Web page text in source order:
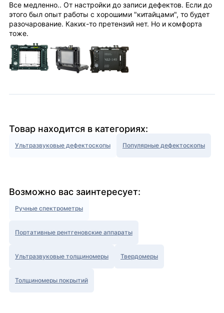
Все медленно.. От настройки до записи дефектов. Если до
этого был опыт работы с хорошими "китайцами", то будет
разочарование. Каких-то претензий нет. Но и комфорта
тоже.
Товар находится в категориях:
Ультразвуковые дефектоскопы Популярные дефектоскопы
Возможно вас заинтересует:
Ручные спектрометры
Портативные рентгеновские аппараты
Ультразвуковые толщиномеры Твердомеры
Толщиномеры покрытий